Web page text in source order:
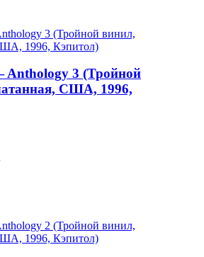
Anthology 3 (Тройной
США, 1996,